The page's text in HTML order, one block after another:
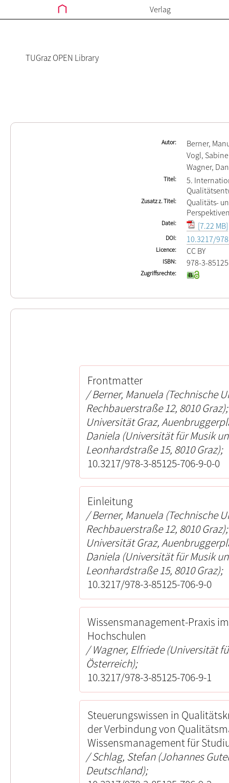
Verlag
TUGraz OPEN Library
Autor
Berner,
Vogl, Sabine
Wagner,
Titel
5.
Zusatz z. Titel
Qualitäts-
Datei [7.22 MB]
DOI 10.3217/
Licence CC BY
ISBN 978-3-
Zugriffsrechte
Frontmatter
Berner, Manuela (Technische
Rechbauerstraße 12, 8010
Universität Graz,
Daniela (Universität für Musik
Leonhardstraße 15, 8010 Graz);
10.3217/978-3-85125-706-9-0-0
Einleitung
Berner, Manuela (Technische
Rechbauerstraße 12, 8010
Universität Graz,
Daniela (Universität für Musik
Leonhardstraße 15, 8010 Graz);
10.3217/978-3-85125-706-9-0
Wissensmanagement-Praxis
Hochschulen
Wagner, Elfriede (Universität
Österreich);
10.3217/978-3-85125-706-9-1
Steuerungswissen in
der Verbindung von
Wissensmanagement für
Schlag, Stefan (Johannes
Deutschland);